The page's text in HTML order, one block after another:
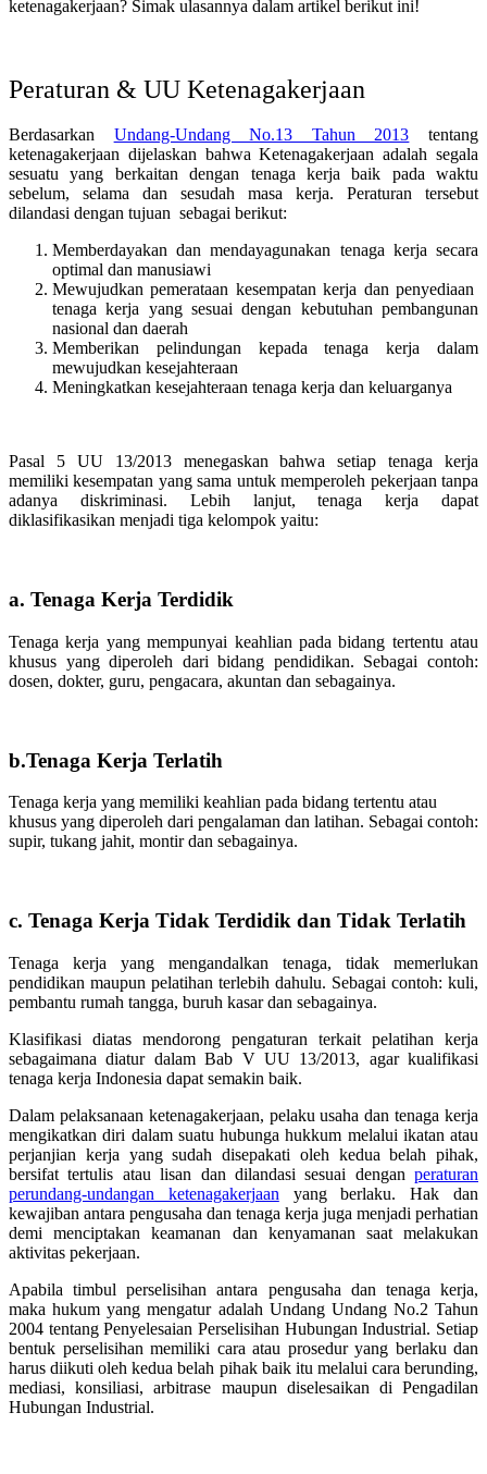
ketenagakerjaan? Simak ulasannya dalam artikel berikut ini!
Peraturan & UU Ketenagakerjaan
Berdasarkan Undang-Undang No.13 Tahun 2013 tentang
ketenagakerjaan dijelaskan bahwa Ketenagakerjaan adalah segala
sesuatu yang berkaitan dengan tenaga kerja baik pada waktu
sebelum, selama dan sesudah masa kerja. Peraturan tersebut
dilandasi dengan tujuan sebagai berikut:
Memberdayakan dan mendayagunakan tenaga kerja secara
optimal dan manusiawi
Mewujudkan pemerataan kesempatan kerja dan penyediaan
tenaga kerja yang sesuai dengan kebutuhan pembangunan
nasional dan daerah
Memberikan pelindungan kepada tenaga kerja dalam
mewujudkan kesejahteraan
Meningkatkan kesejahteraan tenaga kerja dan keluarganya
Pasal 5 UU 13/2013 menegaskan bahwa setiap tenaga kerja
memiliki kesempatan yang sama untuk memperoleh pekerjaan tanpa
adanya diskriminasi. Lebih lanjut, tenaga kerja dapat
diklasifikasikan menjadi tiga kelompok yaitu:
a. Tenaga Kerja Terdidik
Tenaga kerja yang mempunyai keahlian pada bidang tertentu atau
khusus yang diperoleh dari bidang pendidikan. Sebagai contoh:
dosen, dokter, guru, pengacara, akuntan dan sebagainya.
b.Tenaga Kerja Terlatih
Tenaga kerja yang memiliki keahlian pada bidang tertentu atau
khusus yang diperoleh dari pengalaman dan latihan. Sebagai contoh:
supir, tukang jahit, montir dan sebagainya.
c. Tenaga Kerja Tidak Terdidik dan Tidak Terlatih
Tenaga kerja yang mengandalkan tenaga, tidak memerlukan
pendidikan maupun pelatihan terlebih dahulu. Sebagai contoh: kuli,
pembantu rumah tangga, buruh kasar dan sebagainya.
Klasifikasi diatas mendorong pengaturan terkait pelatihan kerja
sebagaimana diatur dalam Bab V UU 13/2013, agar kualifikasi
tenaga kerja Indonesia dapat semakin baik.
Dalam pelaksanaan ketenagakerjaan, pelaku usaha dan tenaga kerja
mengikatkan diri dalam suatu hubunga hukkum melalui ikatan atau
perjanjian kerja yang sudah disepakati oleh kedua belah pihak,
bersifat tertulis atau lisan dan dilandasi sesuai dengan peraturan
perundang-undangan ketenagakerjaan yang berlaku. Hak dan
kewajiban antara pengusaha dan tenaga kerja juga menjadi perhatian
demi menciptakan keamanan dan kenyamanan saat melakukan
aktivitas pekerjaan.
Apabila timbul perselisihan antara pengusaha dan tenaga kerja,
maka hukum yang mengatur adalah Undang Undang No.2 Tahun
2004 tentang Penyelesaian Perselisihan Hubungan Industrial. Setiap
bentuk perselisihan memiliki cara atau prosedur yang berlaku dan
harus diikuti oleh kedua belah pihak baik itu melalui cara berunding,
mediasi, konsiliasi, arbitrase maupun diselesaikan di Pengadilan
Hubungan Industrial.